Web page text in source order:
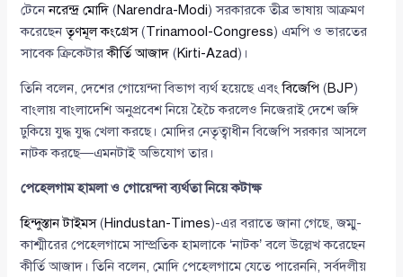
টেনেনরেন্দ্র মোদি (Narendra-Modi) সরকারকে তীব্র ভাষায় আক্রমণ
করেছেনতৃণমূল কংগ্রেস(Trinamool-Congress) এমপি ও ভারতের
সাবেক ক্রিকেটারকীর্তি আজাদ (Kirti-Azad)।
তিনি বলেন, দেশের গোয়েন্দা বিভাগ ব্যর্থ হয়েছে এবংবিজেপি (BJP)
বাংলায় বাংলাদেশি অনুপ্রবেশ নিয়ে হৈচৈ করলেও নিজেরাই দেশে জঙ্গি
ঢুকিয়ে যুদ্ধ যুদ্ধ খেলা করছে। মোদির নেতৃত্বাধীন বিজেপি সরকার আসলে
নাটক করছে—এমনটাই অভিযোগ তার।
পেহেলগাম হামলা ও গোয়েন্দা ব্যর্থতা নিয়ে কটাক্ষ
হিন্দুস্তান টাইমস(Hindustan-Times)-এর বরাতে জানা গেছে, জম্মু-
কাশ্মীরের পেহেলগামে সাম্প্রতিক হামলাকে ‘নাটক’ বলে উল্লেখ করেছেন
কীর্তি আজাদ। তিনি বলেন, মোদি পেহেলগামে যেতে পারেননি, সর্বদলীয়